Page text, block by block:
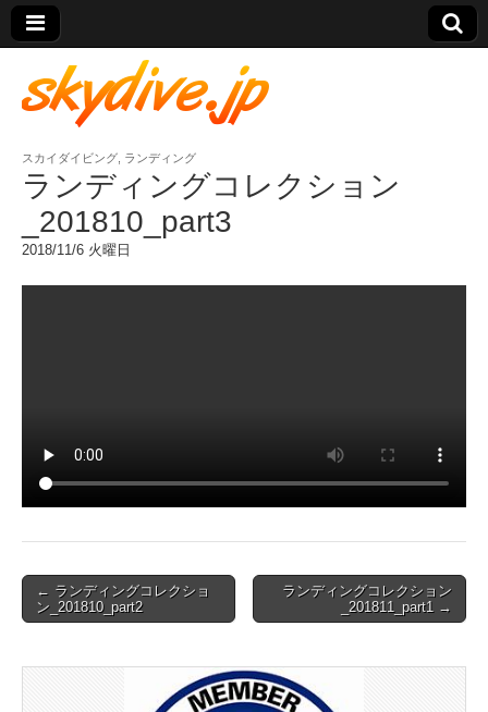
skydive.jp
スカイダイビング ランディング
ランディングコレクション
_201810_part3
2018/11/6 火曜日
Post
navigation
← ランディングコレクショ
ン_201810_part2
ランディングコレクション
_201811_part1 →